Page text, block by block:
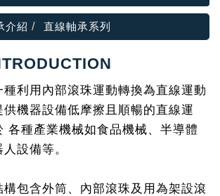
介紹 直線軸承系列
種利用內部滾珠運動轉換為直線運動
供機器設備低摩擦且順暢的直線運
各種產業機械如食品機械、半導體
設備等。
構包含外筒、內部滾珠及用為架設滾